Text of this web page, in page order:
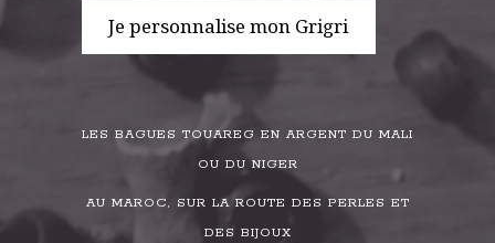
Je personnalise mon Grigri
LES BAGUES TOUAREG EN ARGENT DU MALI
OU DU NIGER
AU MAROC, SUR LA ROUTE DES PERLES ET
DES BIJOUX